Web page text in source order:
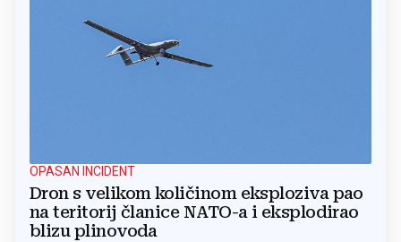
OPASAN INCIDENT
Dron s velikom količinom eksploziva pao
na teritorij članice NATO-a i eksplodirao
blizu plinovoda